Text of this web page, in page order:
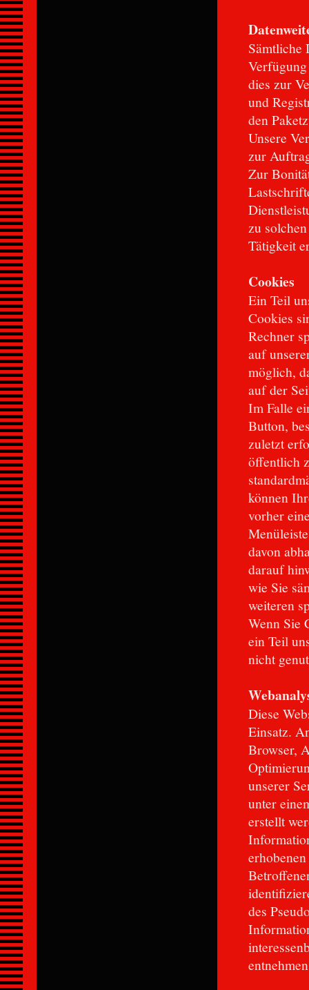
Sämtliche
dies zur
und
den
Unsere
zur
Zur
zu
Tätigkeit
Cookies
Ein Teil
Cookies
Rechner
auf
möglich,
auf der
Im Falle
Button,
zuletzt
öffentlich
können
vorher
davon
darauf
wie Sie
weiteren
Wenn Sie
ein Teil
nicht
Diese
Einsatz.
Browser,
unserer
unter
erstellt
des